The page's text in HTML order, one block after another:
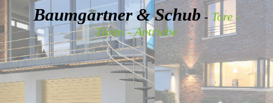
Baumgartner & Schub - Tore -
Türen - Antriebe